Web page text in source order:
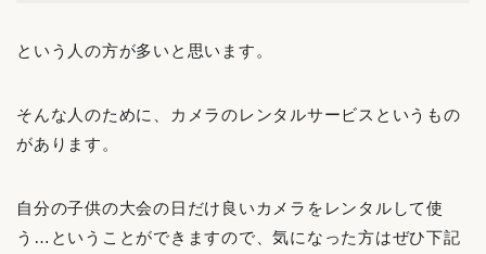
という人の方が多いと思います。
そんな人のために、カメラのレンタルサービスというもの
があります。
自分の子供の大会の日だけ良いカメラをレンタルして使
う…ということができますので、気になった方はぜひ下記